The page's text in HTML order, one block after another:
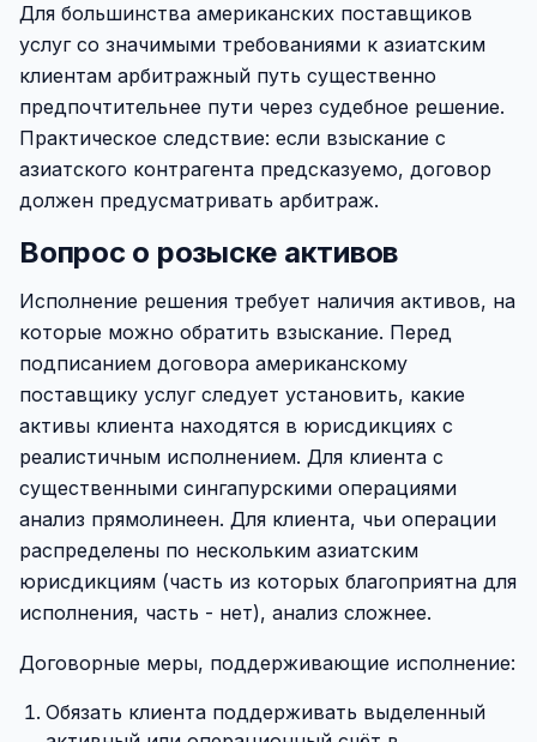
Для большинства американских поставщиков
услуг со значимыми требованиями к азиатским
клиентам арбитражный путь существенно
предпочтительнее пути через судебное решение.
Практическое следствие: если взыскание с
азиатского контрагента предсказуемо, договор
должен предусматривать арбитраж.
Вопрос о розыске активов
Исполнение решения требует наличия активов, на
которые можно обратить взыскание. Перед
подписанием договора американскому
поставщику услуг следует установить, какие
активы клиента находятся в юрисдикциях с
реалистичным исполнением. Для клиента с
существенными сингапурскими операциями
анализ прямолинеен. Для клиента, чьи операции
распределены по нескольким азиатским
юрисдикциям (часть из которых благоприятна для
исполнения, часть - нет), анализ сложнее.
Договорные меры, поддерживающие исполнение:
Обязать клиента поддерживать выделенный